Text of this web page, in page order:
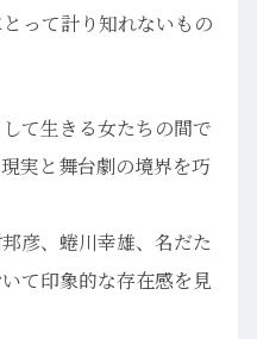
って計り知れないもの
て生きる女たちの間で
実と舞台劇の境界を巧
彦、蜷川幸雄、名だた
て印象的な存在感を見